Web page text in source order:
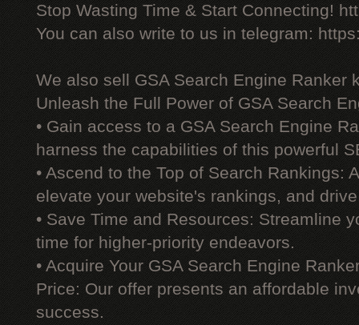
Stop Wasting Time & Start Connecting!
You can also write to us in telegram:
We also sell GSA Search Engine Ranker
Unleash the Full Power of GSA Search
• Gain access to a GSA Search Engine
harness the capabilities of this powerful
• Ascend to the Top of Search Rankings:
elevate your website's rankings, and
• Save Time and Resources: Streamline
time for higher-priority endeavors.
• Acquire Your GSA Search Engine
Price: Our offer presents an affordable
success.